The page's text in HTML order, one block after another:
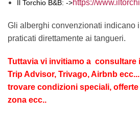
Il Torchio B&B: ->https://
Gli alberghi convenzionati indicano
praticati direttamente ai tangueri.
Tuttavia vi invitiamo a consultare
Trip Advisor, Trivago, Airbnb
trovare condizioni speciali,
zona ecc..